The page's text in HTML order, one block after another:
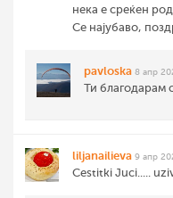
нека е среќен
Се најубаво,
pavloska 8 апр
Ти благодарам
liljanailieva 9 апр
Cestitki Juci.....